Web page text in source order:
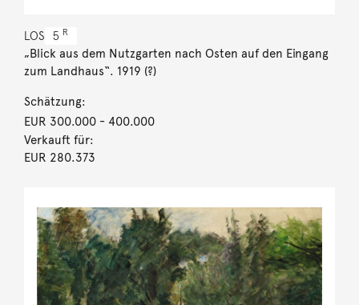
LOS 5 R
„Blick aus dem Nutzgarten nach Osten auf den Eingang
zum Landhaus“. 1919 (?)
Schätzung:
EUR 300.000- 400.000
Verkauft für:
EUR 280.373